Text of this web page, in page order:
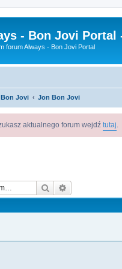
- Bon Jovi Portal
forum Always - Bon Jovi Portal
Bon Jovi Jon Bon Jovi
aktualnego forum wejdź tutaj
Szukaj